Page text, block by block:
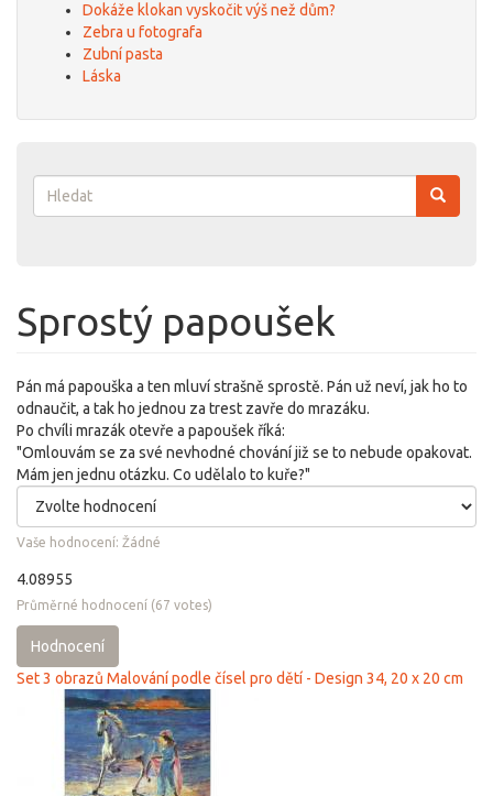
Dokáže klokan vyskočit výš než dům?
Zebra u fotografa
Zubní pasta
Láska
Vyhledávání
Sprostý papoušek
Pán má papouška a ten mluví strašně sprostě. Pán už neví, jak ho to
odnaučit, a tak ho jednou za trest zavře do mrazáku.
Po chvíli mrazák otevře a papoušek říká:
"Omlouvám se za své nevhodné chování již se to nebude opakovat.
Mám jen jednu otázku. Co udělalo to kuře?"
Vaše hodnocení: Žádné
4.08955
Průměrné hodnocení (67 votes)
Hodnocení
Set 3 obrazů Malování podle čísel pro dětí - Design 34, 20 x 20 cm